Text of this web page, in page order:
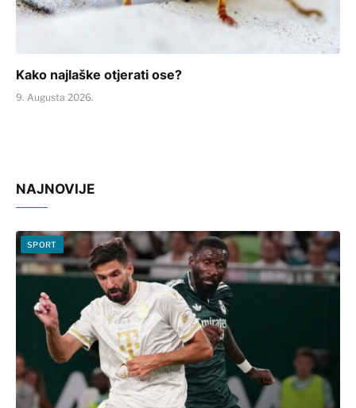
Kako najlaške otjerati ose?
9. Augusta 2026.
NAJNOVIJE
SPORT